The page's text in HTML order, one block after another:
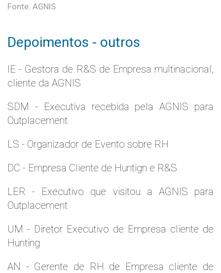
Fonte: AGNIS
Depoimentos - outros
IE - Gestora de R&S de Empresa multinacional,
cliente da AGNIS
SDM - Executiva recebida pela AGNIS para
Outplacement
LS - Organizador de Evento sobre RH
DC - Empresa Cliente de Huntign e R&S
LER - Executivo que visitou a AGNIS para
Outplacement
UM - Diretor Executivo de Empresa cliente de
Hunting
AN - Gerente de RH de Empresa cliente de